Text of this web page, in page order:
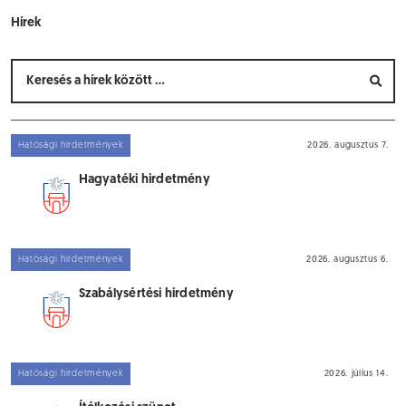
Hírek
Hatósági hirdetmények 2026. augusztus 7.
Hagyatéki hirdetmény
Hatósági hirdetmények 2026. augusztus 6.
Szabálysértési hirdetmény
Hatósági hirdetmények 2026. július 14.